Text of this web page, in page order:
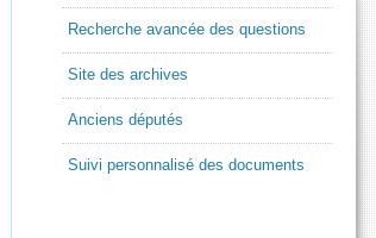
Recherche avancée des questions
Site des archives
Anciens députés
Suivi personnalisé des documents